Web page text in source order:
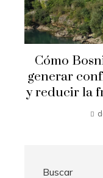
Crisis
Buscar